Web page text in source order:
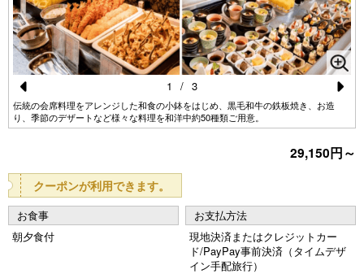
Pr
e
o
u
s
伝統の会席料理をアレンジした和食の小鉢をはじめ、黒毛和牛の鉄板焼き、お造
り、季節のデザートなど様々な料理を和洋中約50種類ご用意。
N
e
xt
1 / 3
29,150円～
クーポンが利用できます。
お食事
朝夕食付
お支払方法
現地決済またはクレジットカー
ド/PayPay事前決済（タイムデザ
イン手配旅行）